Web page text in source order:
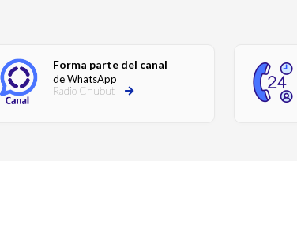
Forma parte del canal
de WhatsApp
Radio Chubut